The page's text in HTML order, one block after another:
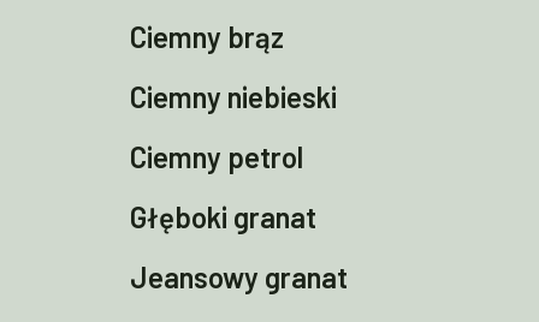
Ciemny brąz
Ciemny niebieski
Ciemny petrol
Głęboki granat
Jeansowy granat